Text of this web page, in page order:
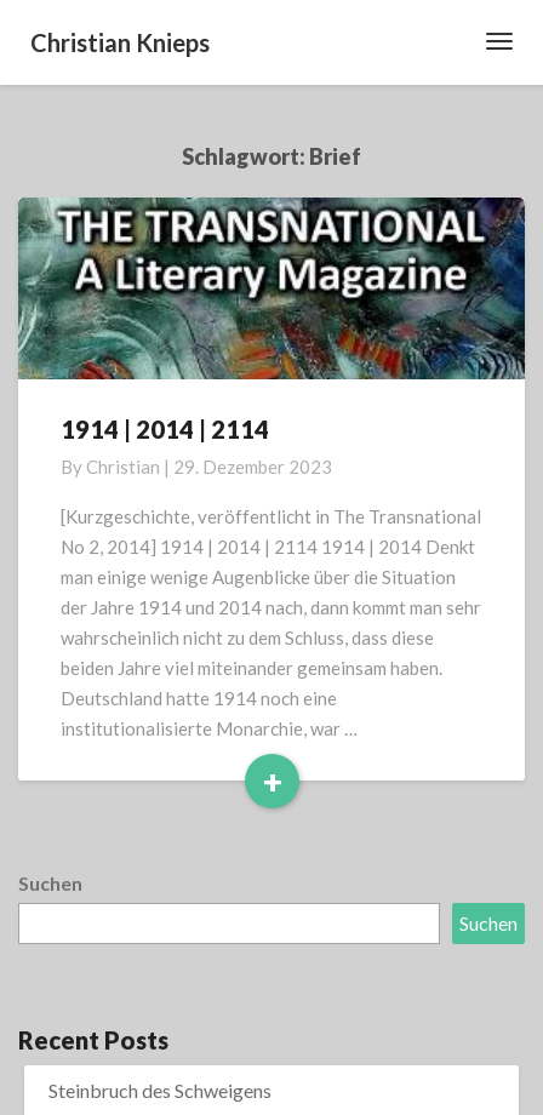
Christian Knieps
Schlagwort: Brief
1914
2014
|
2114
1914 | 2014 | 2114
By Christian | 29. Dezember 2023
[Kurzgeschichte, veröffentlicht in The Transnational
No 2, 2014] 1914 | 2014 | 2114 1914 | 2014 Denkt
man einige wenige Augenblicke über die Situation
der Jahre 1914 und 2014 nach, dann kommt man sehr
wahrscheinlich nicht zu dem Schluss, dass diese
beiden Jahre viel miteinander gemeinsam haben.
Deutschland hatte 1914 noch eine
institutionalisierte Monarchie, war …
+
Read
Suchen
Suchen
Recent Posts
Steinbruch des Schweigens